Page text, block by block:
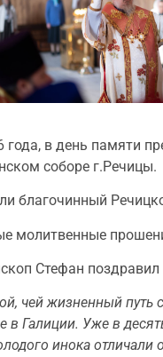
в день памяти
соборе г.Речицы.
благочинный
молитвенные
Стефан
чей жизненный
в Галиции. Уже в
инока отличали